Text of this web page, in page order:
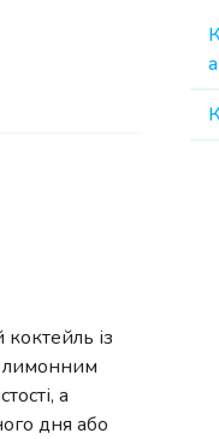
із
лимонним
а
дня або